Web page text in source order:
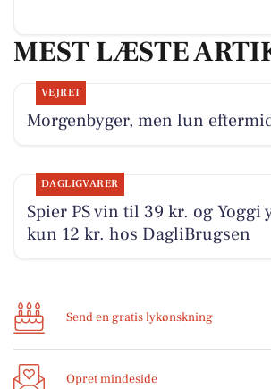
MEST LÆSTE
VEJRET
Morgenbyger, men lun
DAGLIGVARER
Spier PS vin til 39 kr. og Yoggi
kun 12 kr. hos DagliBrugsen
Send en gratis lykønskning
Opret mindeside